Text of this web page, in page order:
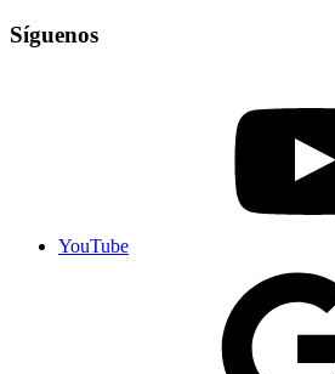
Síguenos
YouTube